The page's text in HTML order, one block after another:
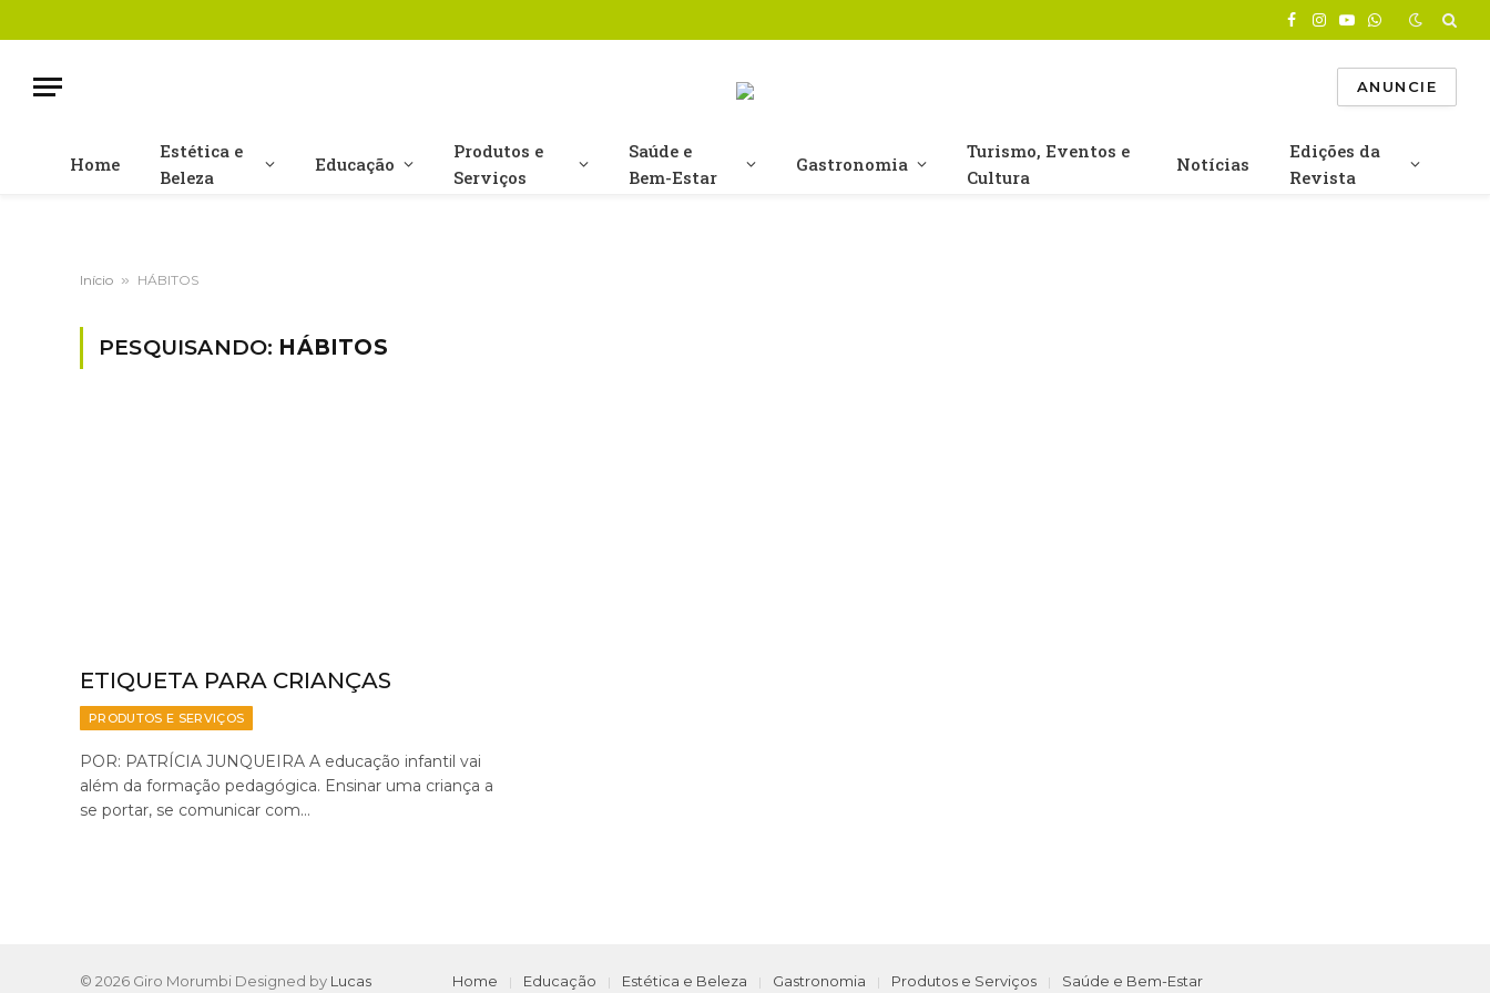
Facebook
Instagram
YouTube
WhatsApp
ANUNCIE
Home
Estética e
Beleza
Educação
Produtos e
Serviços
Saúde e
Bem-Estar
Gastronomia
Turismo, Eventos e
Cultura
Notícias
Edições da
Revista
Início » HÁBITOS
PESQUISANDO: HÁBITOS
ETIQUETA PARA CRIANÇAS
PRODUTOS E SERVIÇOS
POR: PATRÍCIA JUNQUEIRA A educação infantil vai
além da formação pedagógica. Ensinar uma criança a
se portar, se comunicar com…
© 2026 Giro Morumbi Designed by Lucas
Home Educação Estética e Beleza Gastronomia Produtos e Serviços
Saúde e Bem-Estar